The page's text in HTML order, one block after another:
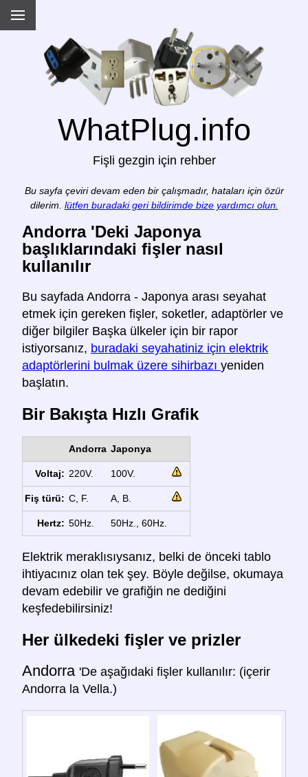
WhatPlug.info
Fişli gezgin için rehber
Bu sayfa çeviri devam eden bir çalışmadır, hataları için özür
dilerim. lütfen buradaki geri bildirimde bize yardımcı olun.
Andorra 'Deki Japonya
başlıklarındaki fişler nasıl
kullanılır
Bu sayfada Andorra - Japonya arası seyahat
etmek için gereken fişler, soketler, adaptörler ve
diğer bilgiler Başka ülkeler için bir rapor
istiyorsanız, buradaki seyahatiniz için elektrik
adaptörlerini bulmak üzere sihirbazı yeniden
başlatın.
Bir Bakışta Hızlı Grafik
Andorra Japonya
Voltaj: 220V. 100V.
Fiş türü: C, F. A, B.
Hertz: 50Hz. 50Hz., 60Hz.
Elektrik meraklısıysanız, belki de önceki tablo
ihtiyacınız olan tek şey. Böyle değilse, okumaya
devam edebilir ve grafiğin ne dediğini
keşfedebilirsiniz!
Her ülkedeki fişler ve prizler
Andorra 'De aşağıdaki fişler kullanılır: (içerir
Andorra la Vella.)